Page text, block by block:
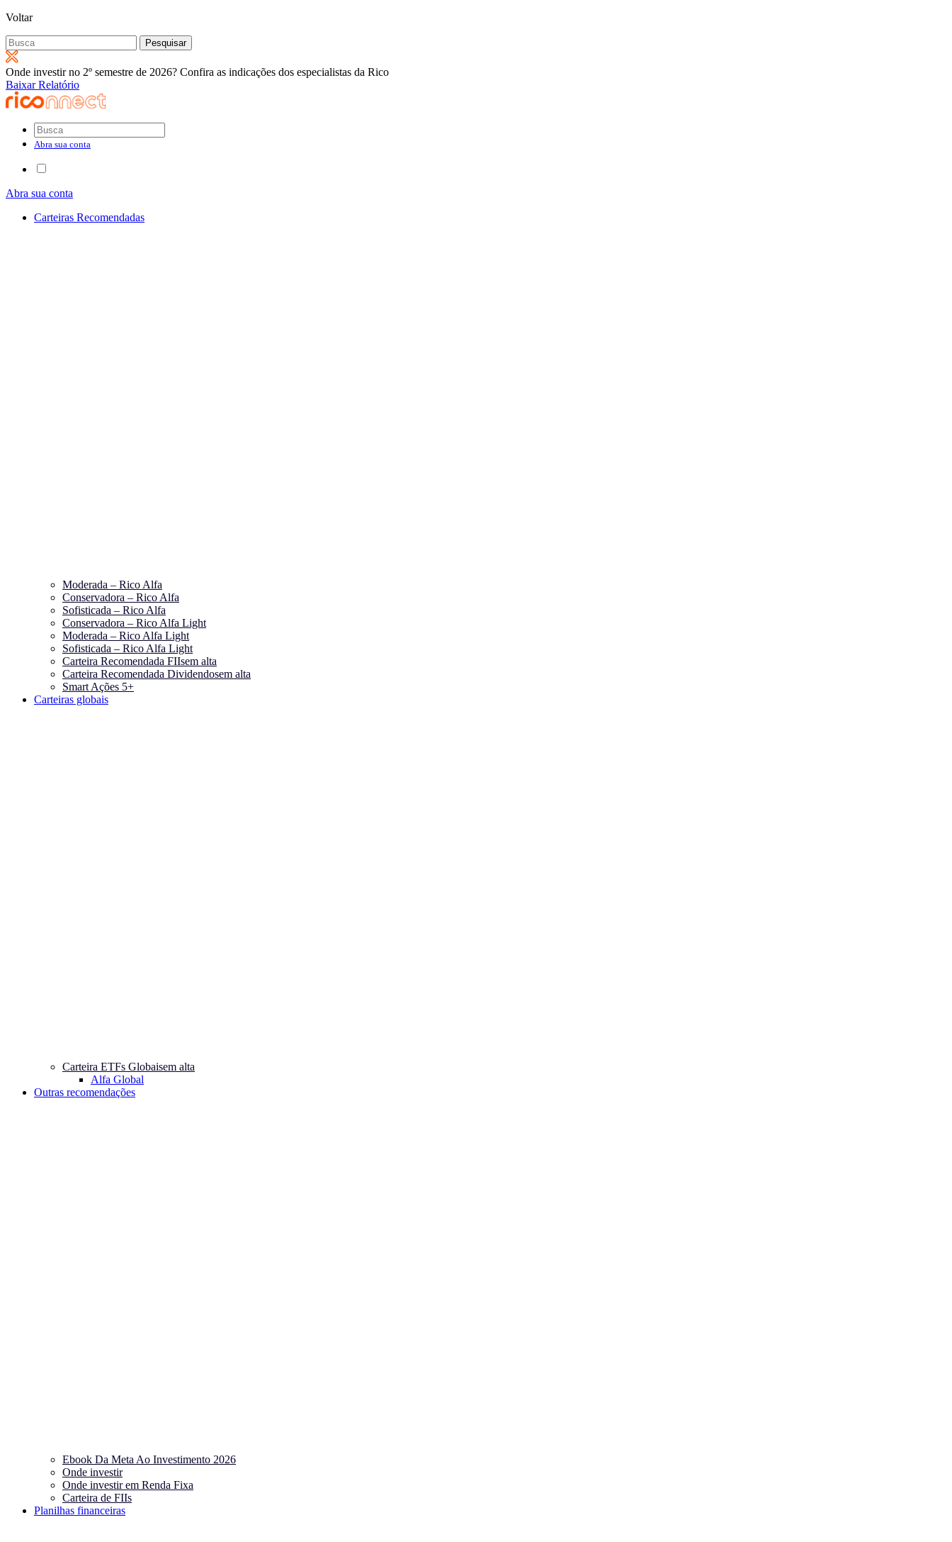
Voltar
Pesquisar
por:
Onde investir no 2º semestre de 2026? Confira as indicações dos especialistas da Rico
Baixar Relatório
Abra sua conta
Abra sua conta
Carteiras Recomendadas
Moderada – Rico Alfa
Conservadora – Rico Alfa
Sofisticada – Rico Alfa
Conservadora – Rico Alfa Light
Moderada – Rico Alfa Light
Sofisticada – Rico Alfa Light
Carteira Recomendada FIIsem alta
Carteira Recomendada Dividendosem alta
Smart Ações 5+
Carteiras globais
Carteira ETFs Globaisem alta
Alfa Global
Outras recomendações
Ebook Da Meta Ao Investimento 2026
Onde investir
Onde investir em Renda Fixa
Carteira de FIIs
Planilhas financeiras